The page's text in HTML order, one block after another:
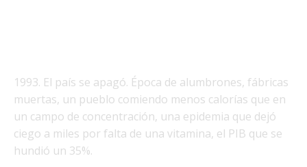
1993. El país se apagó. Época de alumbrones, fábricas
muertas, un pueblo comiendo menos calorías que en
un campo de concentración, una epidemia que dejó
ciego a miles por falta de una vitamina, el PIB que se
hundió un 35%.